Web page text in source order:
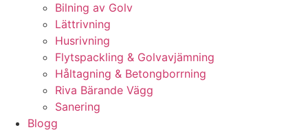
Bilning av Golv
Lättrivning
Husrivning
Flytspackling & Golvavjämning
Håltagning & Betongborrning
Riva Bärande Vägg
Sanering
Blogg